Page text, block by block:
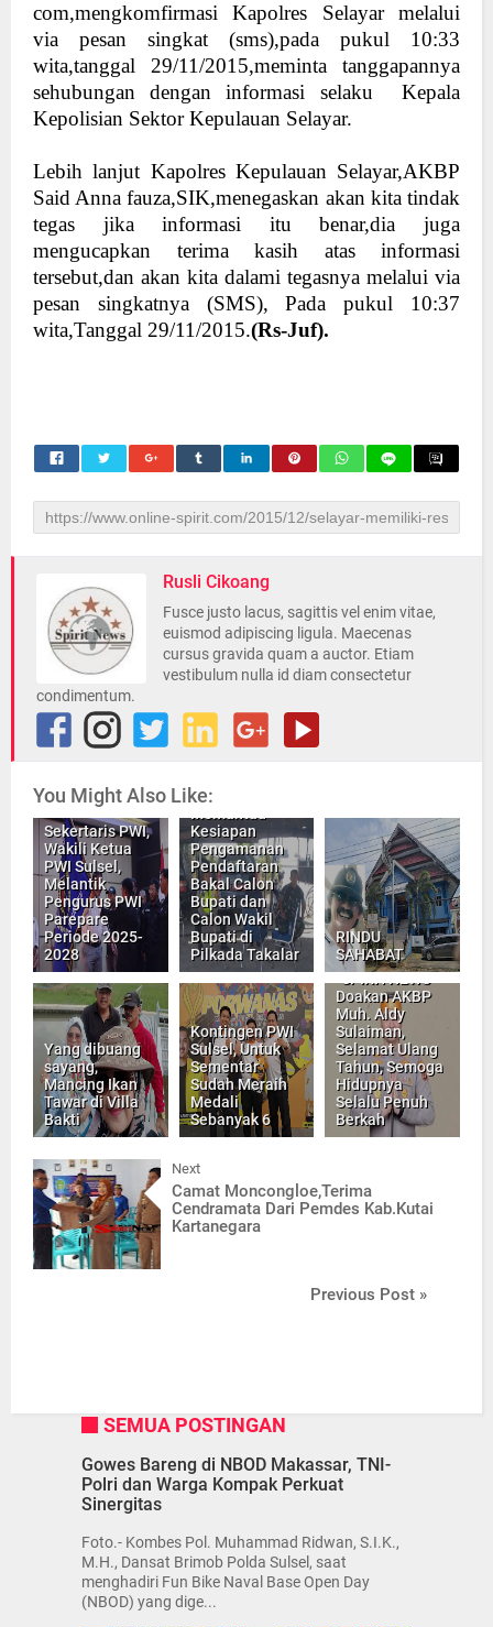
com,mengkomfirmasi Kapolres Selayar melalui
via pesan singkat (sms),pada pukul 10:33
wita,tanggal 29/11/2015,meminta tanggapannya
sehubungan dengan informasi selaku Kepala
Kepolisian Sektor Kepulauan Selayar.
Lebih lanjut Kapolres Kepulauan Selayar,AKBP
Said Anna fauza,SIK,menegaskan akan kita tindak
tegas jika informasi itu benar,dia juga
mengucapkan terima kasih atas informasi
tersebut,dan akan kita dalami tegasnya melalui via
pesan singkatnya (SMS), Pada pukul 10:37
wita,Tanggal 29/11/2015.(Rs-Juf).
Rusli Cikoang
Fusce justo lacus, sagittis vel enim vitae,
euismod adipiscing ligula. Maecenas
cursus gravida quam a auctor. Etiam
vestibulum nulla id diam consectetur
condimentum.
You Might Also Like:
Sekertaris PWI,
Wakili Ketua
PWI Sulsel,
Melantik
Pengurus PWI
Parepare
Periode 2025-
2028
Kapolres
Bersama
1426/Takalar,
Memantau
Kesiapan
Pengamanan
Pendaftaran
Bakal Calon
Bupati dan
Calon Wakil
Bupati di
Pilkada Takalar
RINDU
SAHABAT
Yang dibuang
sayang,
Mancing Ikan
Tawar di Villa
Bakti
Kontingen PWI
Sulsel, Untuk
Sementar
Sudah Meraih
Medali
Sebanyak 6
Keluarga Besar
"SPIRITNEWS"
Doakan AKBP
Muh. Aldy
Sulaiman,
Selamat Ulang
Tahun, Semoga
Hidupnya
Selalu Penuh
Berkah
Next
Camat Moncongloe,Terima
Cendramata Dari Pemdes Kab.Kutai
Kartanegara
Previous Post »
SEMUA POSTINGAN
Gowes Bareng di NBOD Makassar, TNI-
Polri dan Warga Kompak Perkuat
Sinergitas
Foto.- Kombes Pol. Muhammad Ridwan, S.I.K.,
M.H., Dansat Brimob Polda Sulsel, saat
menghadiri Fun Bike Naval Base Open Day
(NBOD) yang dige...